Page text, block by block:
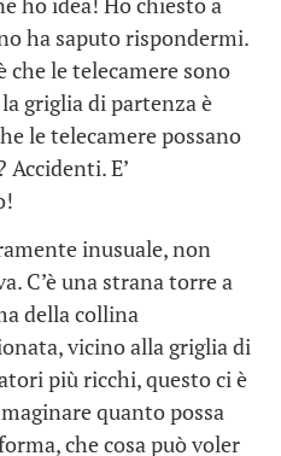
ha saputo rispondermi.
che le telecamere sono
griglia di partenza è
le telecamere possano
Accidenti. E’
inusuale, non
C’è una strana torre a
della collina
vicino alla griglia di
più ricchi, questo ci è
quanto possa
che cosa può voler